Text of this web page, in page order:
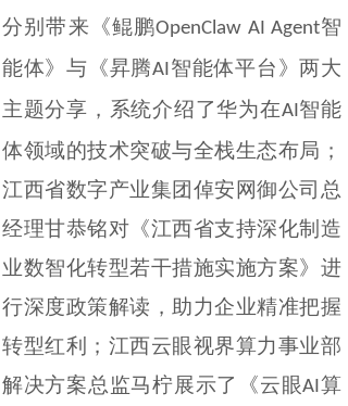
分别带来《鲲鹏OpenClaw AI Agent智
能体》与《昇腾AI智能体平台》两大
主题分享，系统介绍了华为在AI智能
体领域的技术突破与全栈生态布局 ；
江西省数字产业集团倬安网御公司总
经理甘恭铭对《江西省支持深化制造
业数智化转型若干措施实施方案》进
行深度政策解读，助力企业精准把握
转型红利；江西云眼视界算力事业部
解决方案总监马柠展示了《云眼AI算